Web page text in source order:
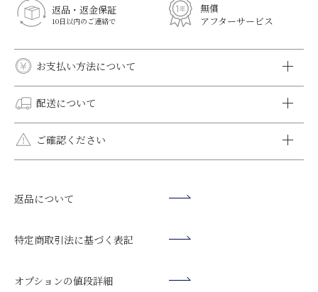
返品・返金保証
10日以内のご連絡で
無償
アフターサービス
お支払い方法について
VISA、MASTER、DINERS、AMEX、JCBがご利用いただけま
す。
ご入金確認後の発送となります。お届け日をご指定いただいてい
【振込先】
楽天銀行（ラクテンギンコウ）
普通預金口座 口座番号： 7201289
配送について
オプションラッピング（有料ラッピング）はメール便をご選択
いただけません。メール便をご選択いただいた場合でも宅配
日時指定をされない方がより早く到着します。日時指定をされ
い。
商品発送後にお送りするメール
ご確認ください
シルバー925や10K・14K・18K素材は"柔らかく・曲がりやす
い。変形や破壊の原因になります。
ご入浴時は必ず外してください。石鹸や水垢等により、ストー
日焼け止め、ヘアスプレー等は触れると変色の原因となります
返品について
特定商取引法に基づく表記
オプションの値段詳細